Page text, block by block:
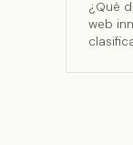
¿Qué
web